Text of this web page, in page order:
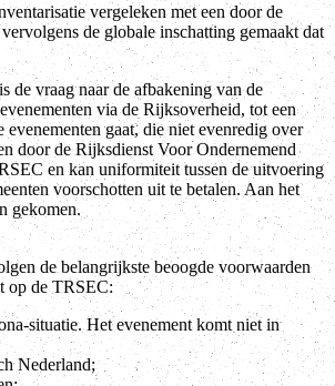
vergeleken met een door de
de globale inschatting gemaakt dat
de vraag naar de afbakening van de
via de Rijksoverheid, tot een
gaat, die niet evenredig over
door de Rijksdienst Voor Ondernemend
en kan uniformiteit tussen de uitvoering
voorschotten uit te betalen. Aan het
gekomen.
de belangrijkste beoogde voorwaarden
op de TRSEC:
situatie. Het evenement komt niet in
Nederland;